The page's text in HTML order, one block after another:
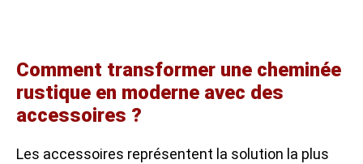
Comment transformer une cheminée
rustique en moderne avec des
accessoires ?
Les accessoires représentent la solution la plus